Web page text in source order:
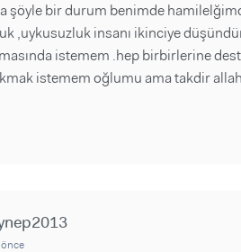
şöyle bir durum benimde
,uykusuzluk insanı ikinciye
istemem .hep birbirlerine
istemem oğlumu ama takdir
önce